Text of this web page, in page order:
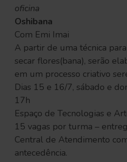
oficina
Oshibana
Com Emi Imai
A partir de uma técnica
secar flores(bana), serão
em um processo criativo
Dias 15 e 16/7, sábado e
17h
Espaço de Tecnologias e
15 vagas por turma –
Central de Atendimento
antecedência.